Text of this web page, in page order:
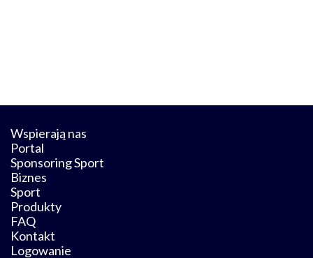
Wspierają nas
Portal
Sponsoring Sport
Biznes
Sport
Produkty
FAQ
Kontakt
Logowanie